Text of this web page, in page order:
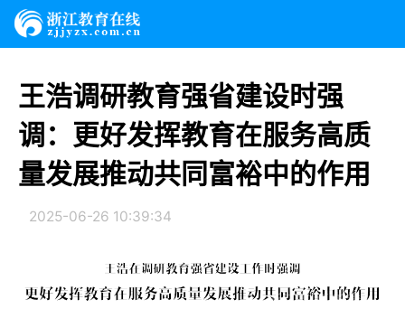
王浩调研教育强省建设时强
调：更好发挥教育在服务高质
量发展推动共同富裕中的作用
2025-06-26 10:39:34